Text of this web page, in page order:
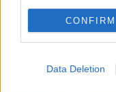
CONFIRM
Data Deletion
Vrasja e 20-vjeçarit
Korçë, zbardhen
thikë pranë viktimës